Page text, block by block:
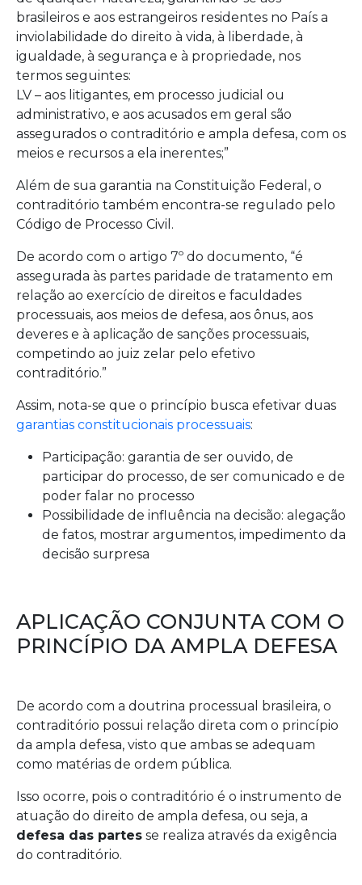
brasileiros e aos estrangeiros residentes no País a
inviolabilidade do direito à vida, à liberdade, à
igualdade, à segurança e à propriedade, nos
termos seguintes:
LV – aos litigantes, em processo judicial ou
administrativo, e aos acusados em geral são
assegurados o contraditório e ampla defesa, com os
meios e recursos a ela inerentes;”
Além de sua garantia na Constituição Federal, o
contraditório também encontra-se regulado pelo
Código de Processo Civil.
De acordo com o artigo 7º do documento, “é
assegurada às partes paridade de tratamento em
relação ao exercício de direitos e faculdades
processuais, aos meios de defesa, aos ônus, aos
deveres e à aplicação de sanções processuais,
competindo ao juiz zelar pelo efetivo
contraditório.”
Assim, nota-se que o princípio busca efetivar duas
garantias constitucionais processuais:
Participação: garantia de ser ouvido, de
participar do processo, de ser comunicado e de
poder falar no processo
Possibilidade de influência na decisão: alegação
de fatos, mostrar argumentos, impedimento da
decisão surpresa
APLICAÇÃO CONJUNTA COM O
PRINCÍPIO DA AMPLA DEFESA
De acordo com a doutrina processual brasileira, o
contraditório possui relação direta com o princípio
da ampla defesa, visto que ambas se adequam
como matérias de ordem pública.
Isso ocorre, pois o contraditório é o instrumento de
atuação do direito de ampla defesa, ou seja, a
defesa das partes se realiza através da exigência
do contraditório.